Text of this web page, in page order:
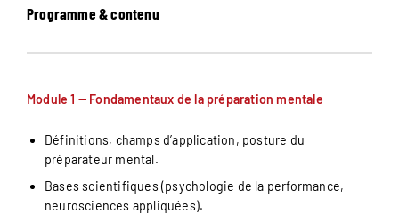
Programme & contenu
Module 1 — Fondamentaux de la préparation mentale
Définitions, champs d’application, posture du
préparateur mental.
Bases scientifiques (psychologie de la performance,
neurosciences appliquées).